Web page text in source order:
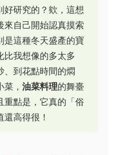
好研究的？欸，這想
來自己開始認真摸索
是這種冬天盛產的寶
比我想像的多太多
、到花點時間的燜
， 油菜料理的舞臺
重點是，它真的「俗
高得很！